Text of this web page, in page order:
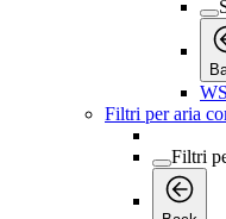
Filtri per aria
Filtri